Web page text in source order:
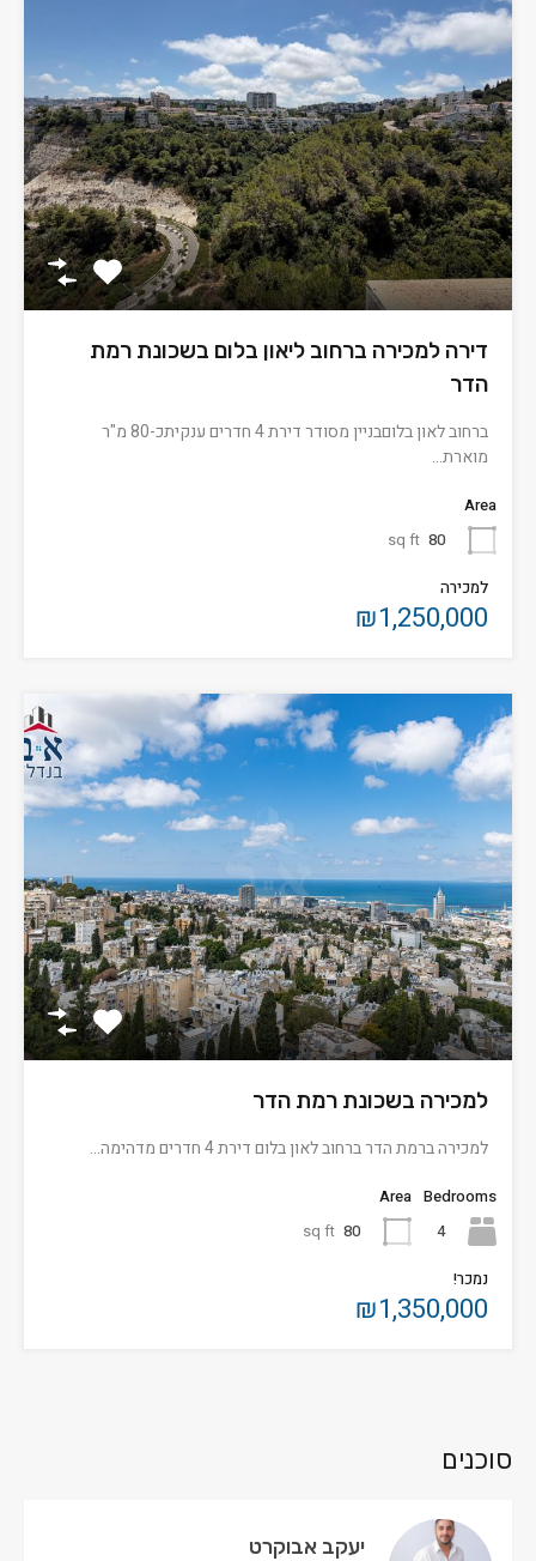
דירה למכירה ברחוב ליאון בלום בשכונת רמת
הדר
ברחוב לאון בלוםבניין מסודר דירת 4 חדרים ענקיתכ-80 מ"ר
מוארת…
Area
80
sq ft
למכירה
₪1,250,000
למכירה בשכונת רמת הדר
למכירה ברמת הדר ברחוב לאון בלום דירת 4 חדרים מדהימה…
Bedrooms
4
Area
80
sq ft
נמכר!
₪1,350,000
סוכנים
יעקב אבוקרט